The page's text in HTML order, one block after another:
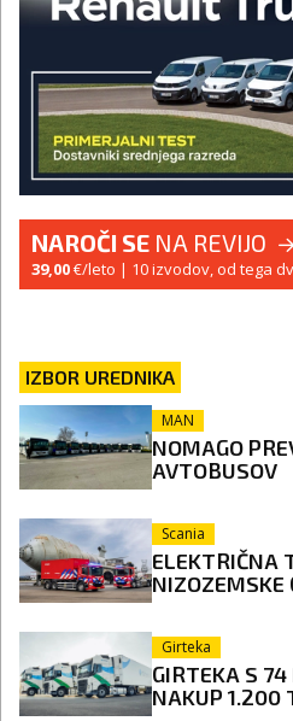
NAROČI SE NA REVIJO
39,00€/leto | 10 izvodov, od tega
IZBOR UREDNIKA
MAN
NOMAGO
AVTOBUSOV
Scania
ELEKTRIČNA
NIZOZEMSKE
Girteka
GIRTEKA S
NAKUP 1.200